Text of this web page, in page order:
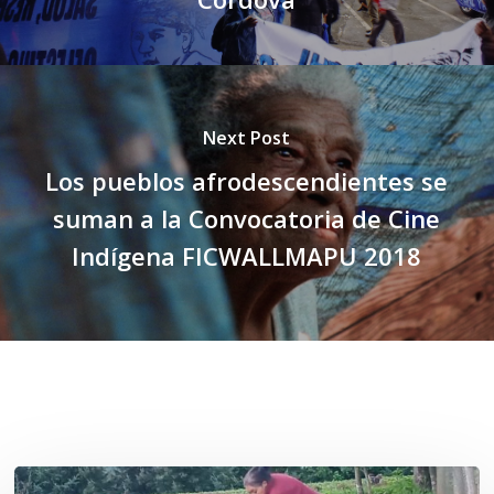
Next Post
Los pueblos afrodescendientes se
suman a la Convocatoria de Cine
Indígena FICWALLMAPU 2018
«La